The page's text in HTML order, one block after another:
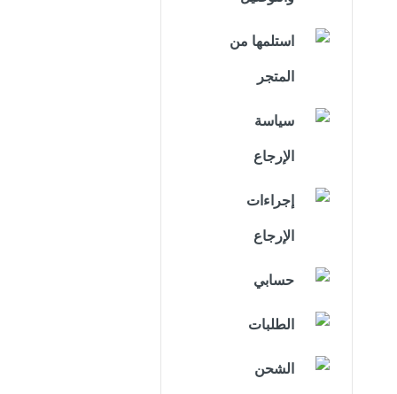
استلمها من
المتجر
سياسة
الإرجاع
إجراءات
الإرجاع
حسابي
الطلبات
الشحن